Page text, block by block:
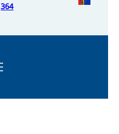
364